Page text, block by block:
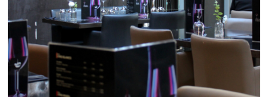
distingue volontiers grâce à quelques plats signatures. La
régularité des prestations valorise fortement un Restaurant Val
de Marne. L’opinion des clients constitue un indicateur
intéressant pour évaluer un Restaurant Val de Marne. Un
Restaurant Val de Marne peut séduire avec un style culinaire
classique ou créatif. Anticiper sa réservation dans un Restaurant
Val de Marne permet de gagner en sérénité. Un Restaurant Val
de Marne qui pense aux familles élargit son attractivité. Pour un